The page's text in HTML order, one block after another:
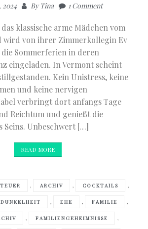
2024 ByTina 1 Comment
das klassische arme Mädchen vom
wird von ihrer Zimmerkollegin Ev
Sommerferien in deren
eingeladen. In Vermont scheint
Kein Unistress, keine
und keine nervigen
verbringt dort anfangs Tage
Reichtum und genießt die
Seins. Unbeschwert […]
READ MORE
, ARCHIV , COCKTAILS ,
DUNKELHEIT , EHE , FAMILIE ,
, FAMILIENGEHEIMNISSE ,